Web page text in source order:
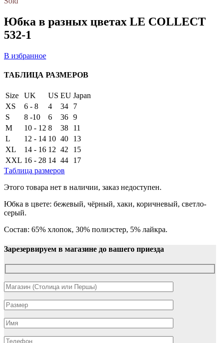
Юбка в разных цветах LE COLLECT
532-1
В избранное
ТАБЛИЦА РАЗМЕРОВ
Size UK US EU Japan
XS
6 - 8 4 34
7
S
8 -10 6 36 9
M
10 - 12 8 38
11
L
12 - 14 10 40
13
XL
14 - 16 12 42
15
XXL 16 - 28 14 44
17
Таблица размеров
Этого товара нет в наличии, заказ недоступен.
Юбка в цвете: бежевый, чёрный, хаки, коричневый, светло-
серый.
Состав: 65% хлопок, 30% полиэстер, 5% лайкра.
Зарезервируем в магазине до вашего приезда